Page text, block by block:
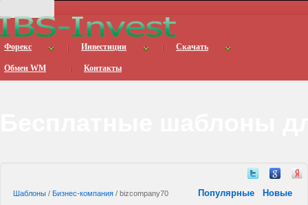
Форекс Инвестиции Скачать
Обмен WM Контакты
Шаблоны / Бизнес-компания / bizcompany70 Популярные Новые